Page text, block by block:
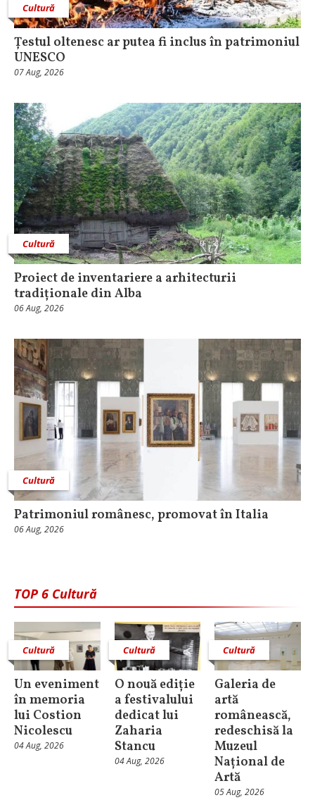
Cultură
Țestul oltenesc ar putea fi inclus în patrimoniul
UNESCO
07 Aug, 2026
Cultură
Proiect de inventariere a arhitecturii
tradiționale din Alba
06 Aug, 2026
Cultură
Patrimoniul românesc, promovat în Italia
06 Aug, 2026
TOP 6 Cultură
Cultură
Un eveniment
în memoria
lui Costion
Nicolescu
04 Aug, 2026
Cultură
O nouă ediție
a festivalului
dedicat lui
Zaharia
Stancu
04 Aug, 2026
Cultură
Galeria de
artă
românească,
redeschisă la
Muzeul
Național de
Artă
05 Aug, 2026